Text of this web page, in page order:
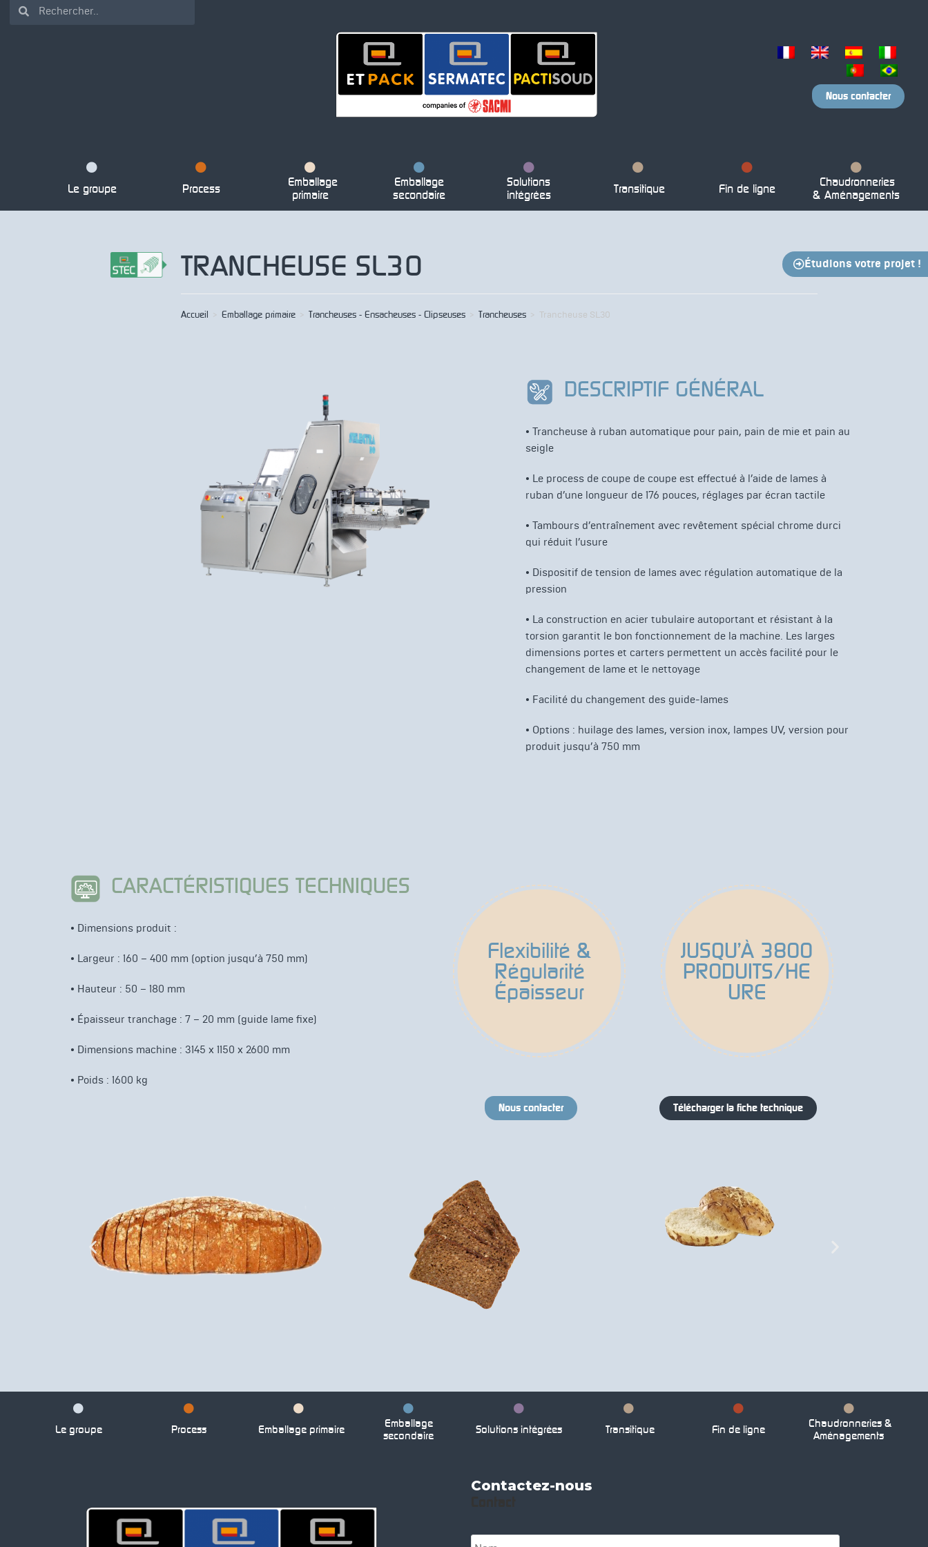
Étudions votre projet !
Nous contacter
Le groupe Process
Emballage
primaire
Emballage
secondaire
Solutions
intégrées
Transitique Fin de ligne
Chaudronneries
& Aménagements
TRANCHEUSE SL30
Accueil > Emballage primaire > Trancheuses - Ensacheuses - Clipseuses > Trancheuses > Trancheuse SL30
DESCRIPTIF GÉNÉRAL
• Trancheuse à ruban automatique pour pain, pain de mie et pain au
seigle
• Le process de coupe de coupe est effectué à l’aide de lames à
ruban d’une longueur de 176 pouces, réglages par écran tactile
• Tambours d’entraînement avec revêtement spécial chrome durci
qui réduit l’usure
• Dispositif de tension de lames avec régulation automatique de la
pression
• La construction en acier tubulaire autoportant et résistant à la
torsion garantit le bon fonctionnement de la machine. Les larges
dimensions portes et carters permettent un accès facilité pour le
changement de lame et le nettoyage
• Facilité du changement des guide-lames
• Options : huilage des lames, version inox, lampes UV, version pour
produit jusqu’à 750 mm
CARACTÉRISTIQUES TECHNIQUES
• Dimensions produit :
• Largeur : 160 – 400 mm (option jusqu’à 750 mm)
• Hauteur : 50 – 180 mm
• Épaisseur tranchage : 7 – 20 mm (guide lame fixe)
• Dimensions machine : 3145 x 1150 x 2600 mm
• Poids : 1600 kg
Flexibilité &
Régularité
Épaisseur
JUSQU’À 3800
PRODUITS/HE
URE
Nous contacter Télécharger la fiche technique
Le groupe Process Emballage primaire
Emballage
secondaire
Solutions intégrées Transitique Fin de ligne
Chaudronneries &
Aménagements
Contactez-nous
N